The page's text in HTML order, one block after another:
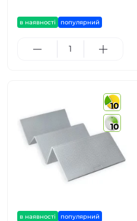
в наявності популярний
10
10
в наявності популярний